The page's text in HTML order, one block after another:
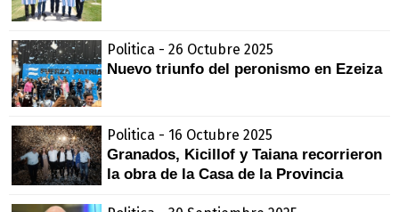
Politica - 26 Octubre 2025
Nuevo triunfo del peronismo en Ezeiza
Politica - 16 Octubre 2025
Granados, Kicillof y Taiana recorrieron
la obra de la Casa de la Provincia